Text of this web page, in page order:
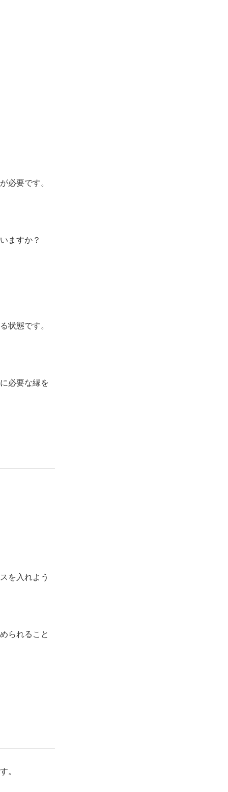
必要です。
ますか？
状態です。
必要な縁を
を入れよう
られること
。